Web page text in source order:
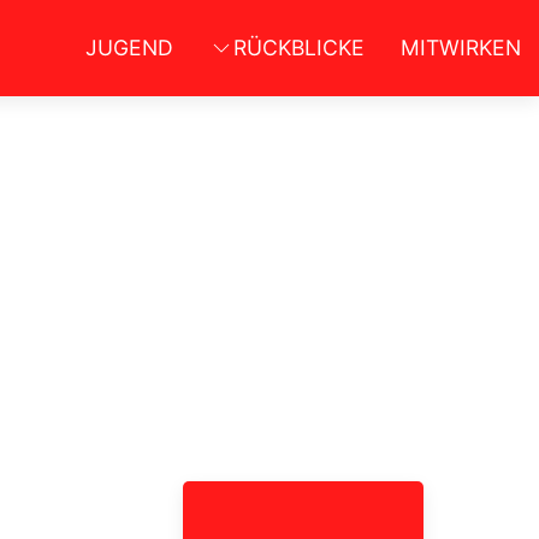
JUGEND RÜCKBLICKE MITWIRKEN